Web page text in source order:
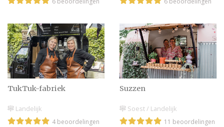
TukTuk-fabriek
Landelijk
4 beoordelingen
Suzzen
Soest / Landelijk
11 beoordelingen
bruiloft
Heerlijke streekgerechten
serveren op je bruiloft
bruiloft drankjes